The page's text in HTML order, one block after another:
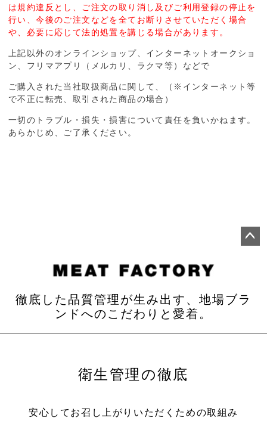
は規約違反とし、ご注文の取り消し及びご利用登録の停止を
行い、今後のご注文などを全てお断りさせていただく場合
や、必要に応じて法的処置を講じる場合があります。
上記以外のオンラインショップ、インターネットオークショ
ン、フリマアプリ（メルカリ、ラクマ等）などで
ご購入された当社取扱商品に関して、（※インターネット等
で不正に転売、取引された商品の場合）
一切のトラブル・損失・損害について責任を負いかねます。
あらかじめ、ご了承ください。
徹底した品質管理が生み出す、地場ブラ
ンドへのこだわりと愛着。
衛生管理の徹底
安心してお召し上がりいただくための取組み